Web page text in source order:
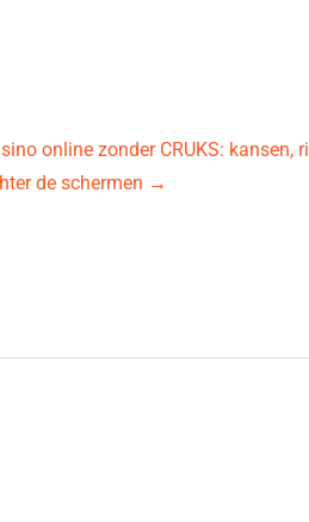
online zonder CRUKS: kansen,
de schermen →